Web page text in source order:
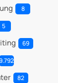
8
5
69
82